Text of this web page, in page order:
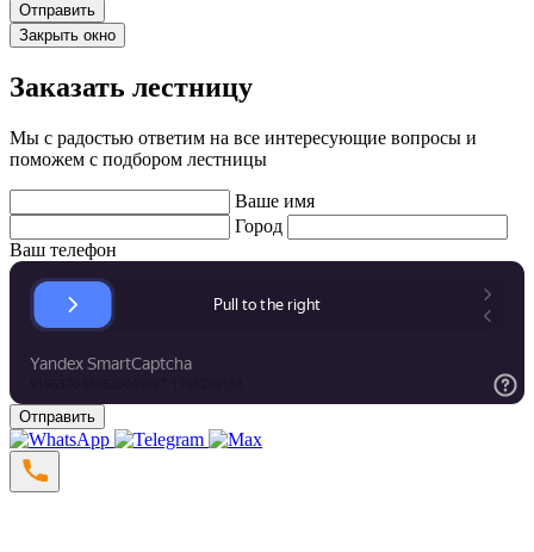
Закрыть окно
Заказать лестницу
Мы с радостью ответим на все интересующие вопросы и
поможем с подбором лестницы
Ваше имя
Город
Ваш телефон